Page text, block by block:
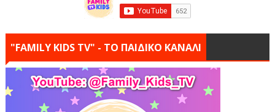
"FAMILY KIDS TV" - ΤΟ ΠΑΙΔΙΚΟ ΚΑΝΑΛΙ